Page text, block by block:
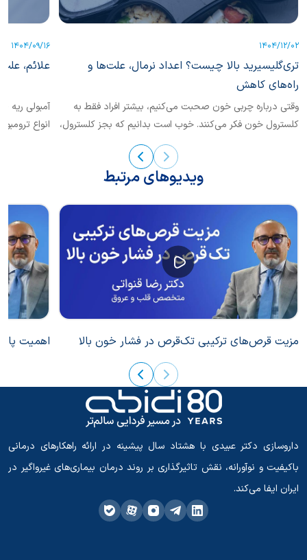
1404/12/02
تری‌گلیسیرید بالا چیست؟ اعداد نرمال، علت‌ها و
راه‌های کاهش
وقتی درباره چربی خون صحبت می‌کنیم، بیشتر افراد فقط به
کلسترول خون فکر می‌کنند. خوب است بدانیم که بجز کلسترول،
یکی دیگر از انواع چربی خون نیز حائز اهمیت است که
1404/09/16
علائم،
انواع
ویدیوهای مرتبط
مزیت قرص‌های ترکیبی تک‌قرص در فشار خون بالا اهمیت
داروسازی دکتر عبیدی با هشتاد سال پیشینه در ارائه راهکارهای درمانی
باکیفیت و نوآورانه، نقش تاثیرگذاری بر روند درمان بیماری‌های غیرواگیر در
ایران ایفا می‌کند.